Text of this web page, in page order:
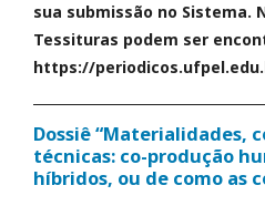
sua submissão no Sistema.
Tessituras podem ser
https://
Dossiê “Materialidades,
técnicas: co-produção
híbridos, ou de como as